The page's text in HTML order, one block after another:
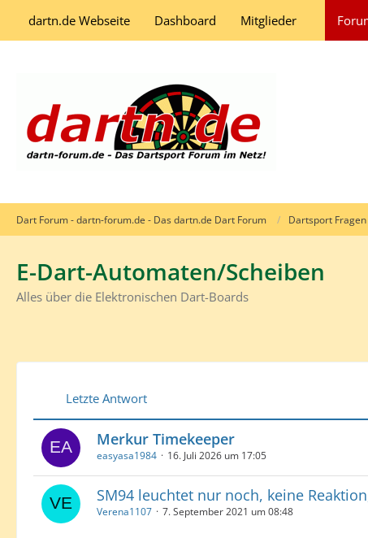
dartn.de Webseite Dashboard Mitglieder
Dart Forum - dartn-forum.de - Das dartn.de Dart Forum Dartsport
E-Dart-Automaten/Scheiben
Alles über die Elektronischen Dart-Boards
Letzte Antwort
Merkur Timekeeper
easyasa1984 16. Juli 2026 um 17:05
SM94 leuchtet nur noch, keine
Verena1107 7. September 2021 um 08:48